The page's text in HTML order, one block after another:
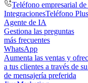
Teléfono empresarial
IntegracionesTeléfono Plus
Agente de IA
Gestiona las preguntas
más frecuentes
WhatsApp
Aumenta las ventas y
a tus clientes a través de
de mensajería preferida